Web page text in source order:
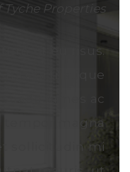
Tyche Properties
ut eu risus.
morbi tristique
fames ac
tempor magna
sollicitudin mi